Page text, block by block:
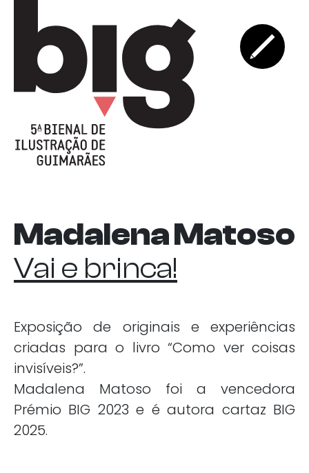
Madalena Matoso
Vai e brinca!
Exposição de originais e experiências
criadas para o livro “Como ver coisas
invisíveis?”.
Madalena Matoso foi a vencedora
Prémio BIG 2023 e é autora cartaz BIG
2025.